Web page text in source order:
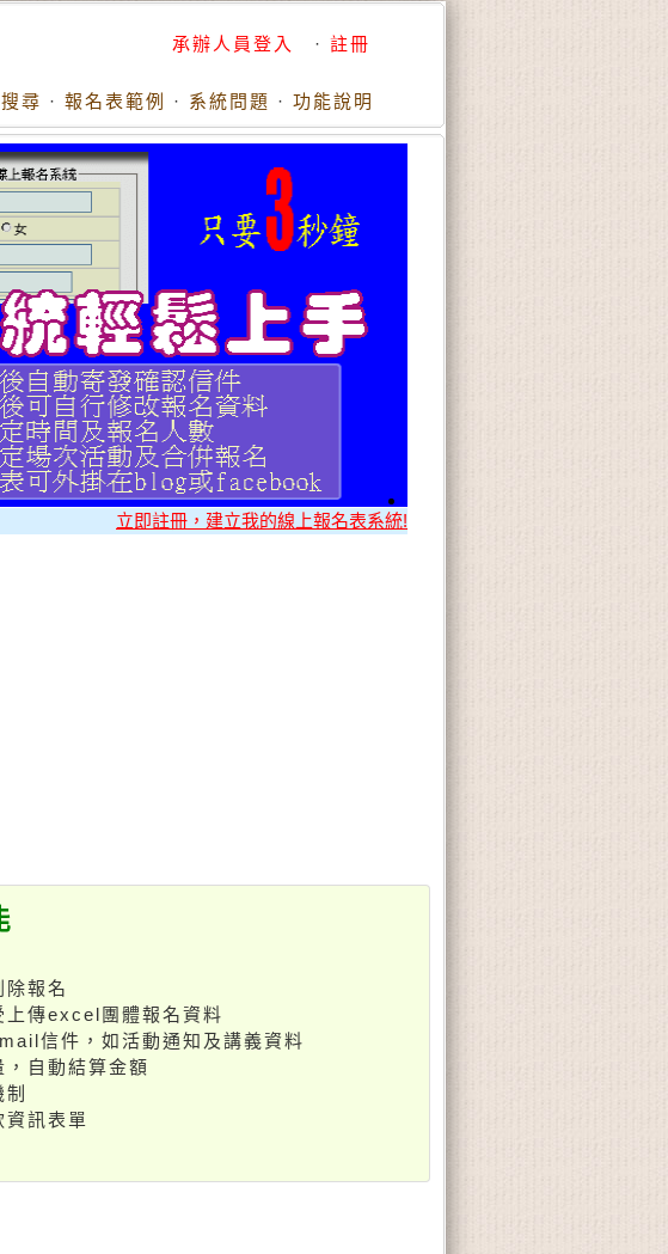
承辦人員登入 · 註冊
尋 · 報名表範例 · 系統問題 · 功能說明
立即註冊，建立我的線上報名表系統!
除報名
上傳excel團體報名資料
信件，如活動通知及講義資料
自動結算金額
訊表單